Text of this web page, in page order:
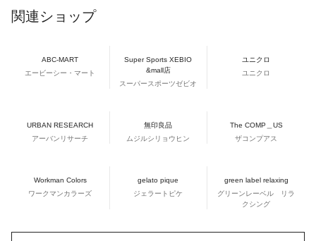
関連ショップ
ABC-MART
エービーシー・マート
Super Sports XEBIO
&mall店
スーパースポーツゼビオ
ユニクロ
ユニクロ
URBAN RESEARCH
アーバンリサーチ
無印良品
ムジルシリョウヒン
The COMP＿US
ザコンプアス
Workman Colors
ワークマンカラーズ
gelato pique
ジェラートピケ
green label relaxing
グリーンレーベル リラ
クシング